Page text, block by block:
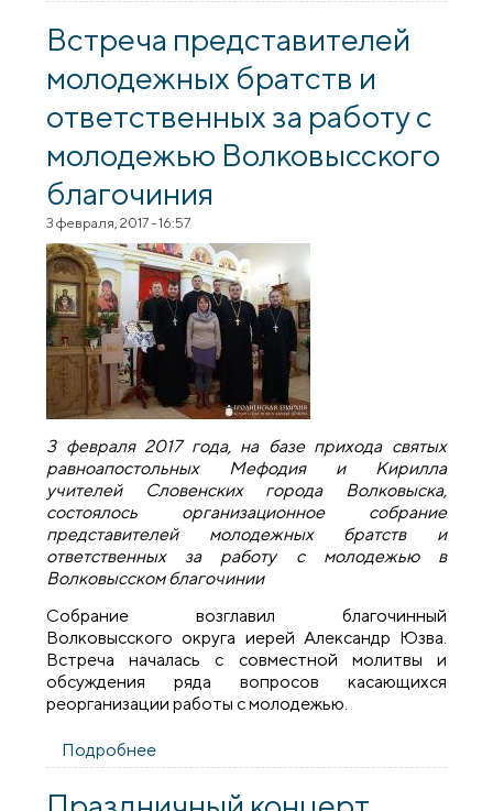
втреча молодежных братств
Встреча представителей
молодежных братств и
ответственных за работу с
молодежью Волковысского
благочиния
3 февраля, 2017 - 16:57
3 февраля 2017 года, на базе прихода святых
равноапостольных Мефодия и Кирилла
учителей Словенских города Волковыска,
состоялось организационное собрание
представителей молодежных братств и
ответственных за работу с молодежью в
Волковысском благочинии
Собрание возглавил благочинный
Волковысского округа иерей Александр Юзва.
Встреча началась с совместной молитвы и
обсуждения ряда вопросов касающихся
реорганизации работы с молодежью.
Подробнее
братств и ответственных за работу с
молодежью Волковысского благочиния